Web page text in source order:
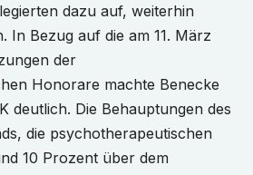
dazu auf, weiterhin
In Bezug auf die am 11. März
der
Honorare machte Benecke
deutlich. Die Behauptungen des
die psychotherapeutischen
10 Prozent über dem